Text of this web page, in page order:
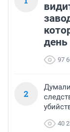
день
97
2
40